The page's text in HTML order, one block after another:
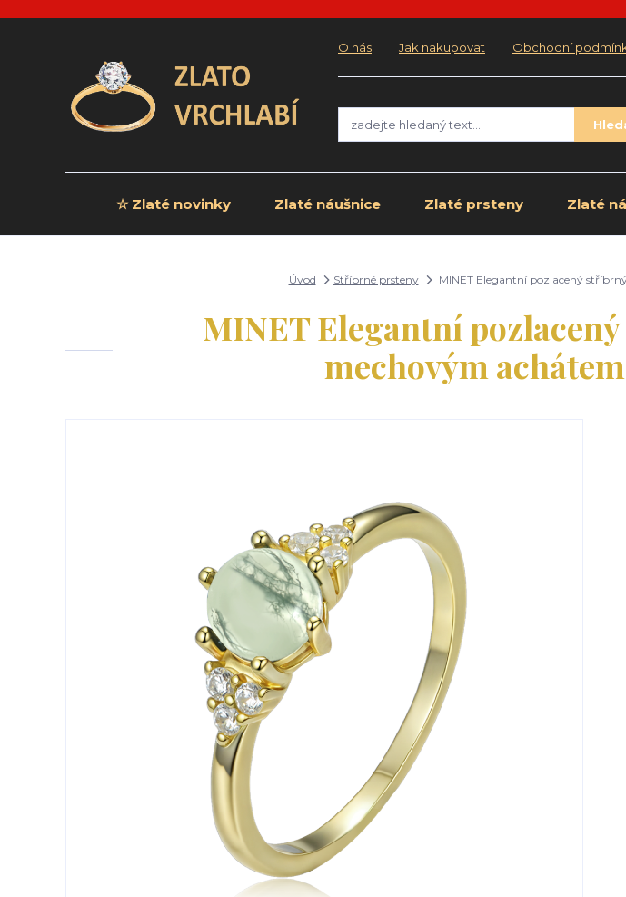
O nás Jak nakupovat Obchodní
☆ Zlaté novinky Zlaté náušnice Zlaté prsteny Zlaté
Úvod Stříbrné prsteny MINET Elegantní pozlacený
MINET Elegantní
mechovým